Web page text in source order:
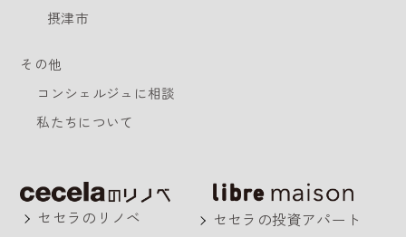
摂津市
その他
コンシェルジュに相談
私たちについて
セセラのリノベ セセラの投資アパート